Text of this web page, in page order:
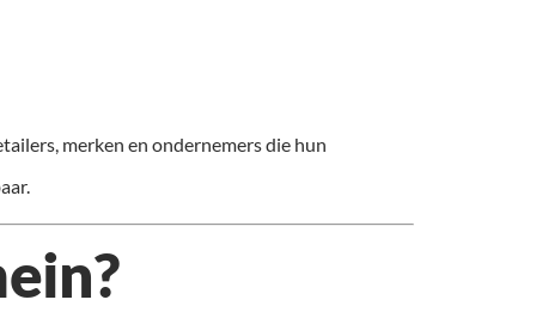
merken en ondernemers die hun